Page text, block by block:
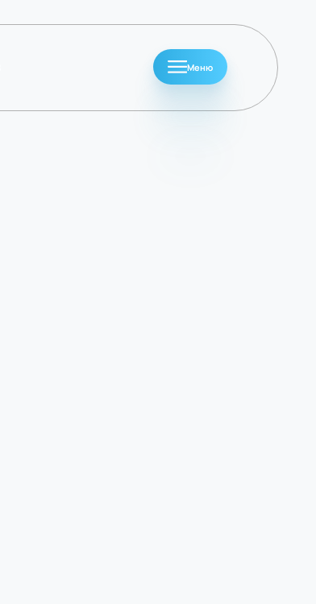
Меню